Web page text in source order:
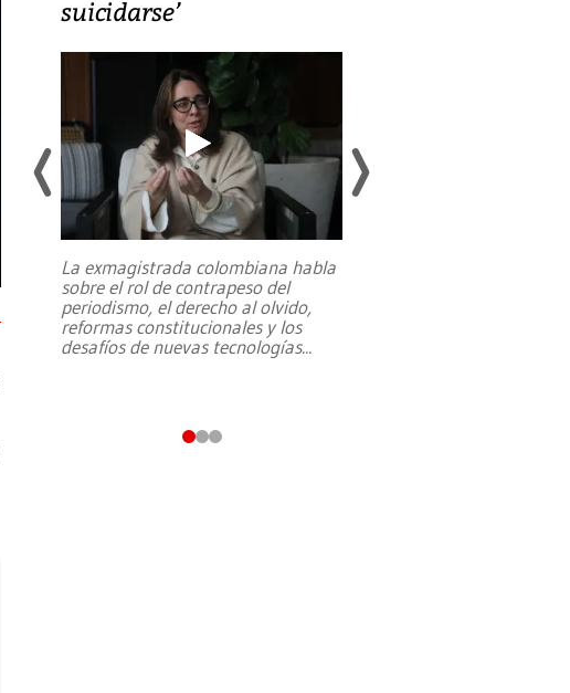
suicidarse’
La exmagistrada colombiana habla
sobre el rol de contrapeso del
periodismo, el derecho al olvido,
reformas constitucionales y los
desafíos de nuevas tecnologías...